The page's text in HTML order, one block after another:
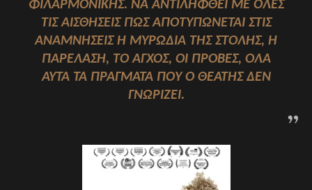
ΦΙΛΑΡΜΟΝΙΚΉΣ. ΝΑ ΑΝΤΙΛΗΦΘΕΊ ΜΕ ΌΛΕΣ
ΤΙΣ ΑΙΣΘΉΣΕΙΣ ΠΏΣ ΑΠΟΤΥΠΏΝΕΤΑΙ ΣΤΙΣ
ΑΝΑΜΝΉΣΕΙΣ Η ΜΥΡΩΔΙΆ ΤΗΣ ΣΤΟΛΉΣ, Η
ΠΑΡΈΛΑΣΗ, ΤΟ ΆΓΧΟΣ, ΟΙ ΠΡΌΒΕΣ, ΌΛΑ
ΑΥΤΆ ΤΑ ΠΡΆΓΜΑΤΑ ΠΟΥ Ο ΘΕΑΤΉΣ ΔΕΝ
ΓΝΩΡΊΖΕΙ.